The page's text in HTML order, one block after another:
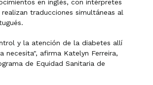
en inglés, con intérpretes
traducciones simultáneas al
y la atención de la diabetes allí
necesita", afirma Katelyn Ferreira,
de Equidad Sanitaria de